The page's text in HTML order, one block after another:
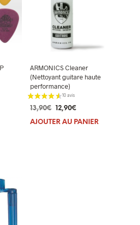
ARMONICS Cleaner
(Nettoyant guitare haute
performance)
13,90€ Le
prix
12,90€Le
prix
AJOUTER AU PANIER